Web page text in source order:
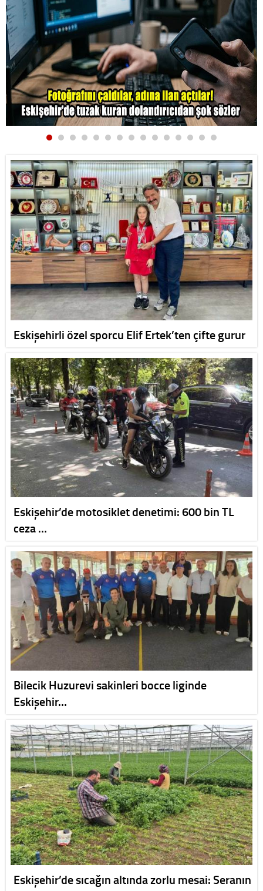
Eskişehirli özel sporcu Elif Ertek’ten çifte gurur
Eskişehir’de motosiklet denetimi: 600 bin TL
ceza …
Bilecik Huzurevi sakinleri bocce liginde
Eskişehir…
Eskişehir’de sıcağın altında zorlu mesai: Seranın